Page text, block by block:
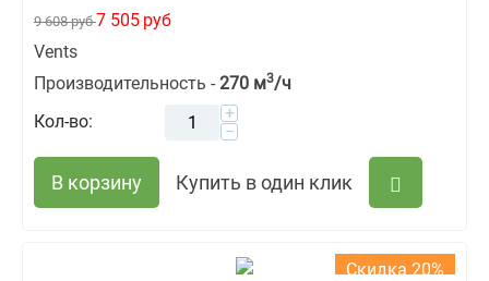
9 608 руб7 505 руб
Vents
Производительность - 270 м3/ч
Кол-во:
+
−
В корзину Купить в один клик
Скидка 20%